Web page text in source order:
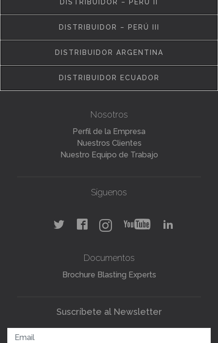
DISTRIBUIDOR – PERÚ II
DISTRIBUIDOR – PERÚ III
DISTRIBUIDOR ARGENTINA
DISTRIBUIDOR ECUADOR
Nosotros
Perfil de la Empresa
Nuestros Clientes
Nuestro Equipo de Trabajo
Síguenos
Documentos
Brochure Blasting Experts
Suscríbete al Newsletter